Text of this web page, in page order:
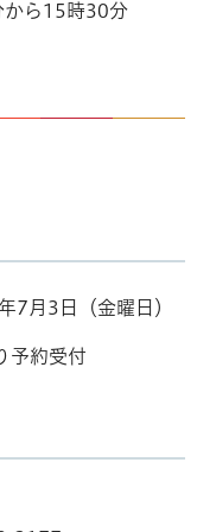
ら15時30分
7月3日（金曜日）
予約受付